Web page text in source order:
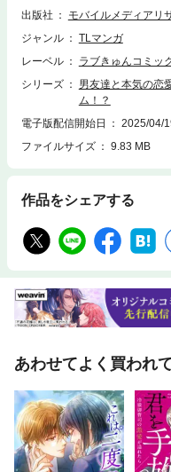
出版社
モバイルメディアリ
ジャンル
TLマンガ
レーベル
ラブきゅんコミッ
シリーズ
男友達と本気の恋
ム！？
電子版配信開始日
2025/04/
ファイルサイズ
9.83 MB
作品をシェアする
あわせてよく買われ